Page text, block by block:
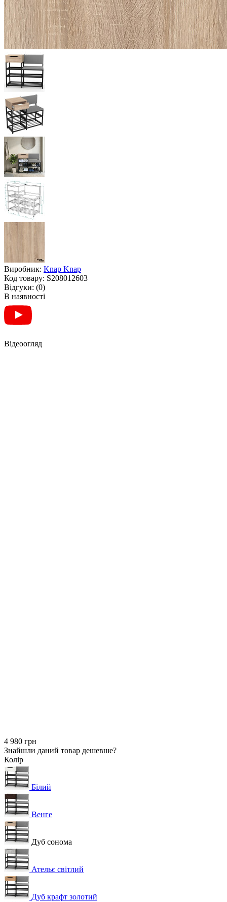
Виробник: Knap Knap
Код товару: S208012603
Відгуки: (0)
В наявності
Відеоогляд
4 980 грн
Знайшли даний товар дешевше?
Колір
Білий
Венге
Дуб сонома
Ательє світлий
Дуб крафт золотий